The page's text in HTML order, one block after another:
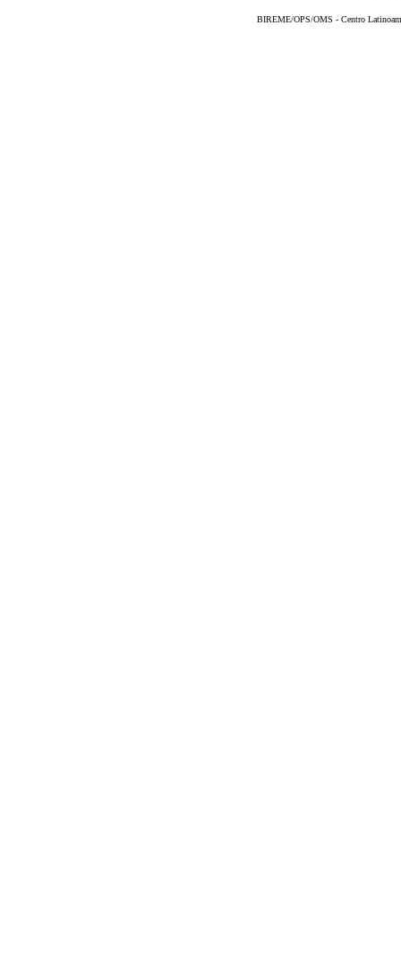
BIREME/OPS/OMS - Centro